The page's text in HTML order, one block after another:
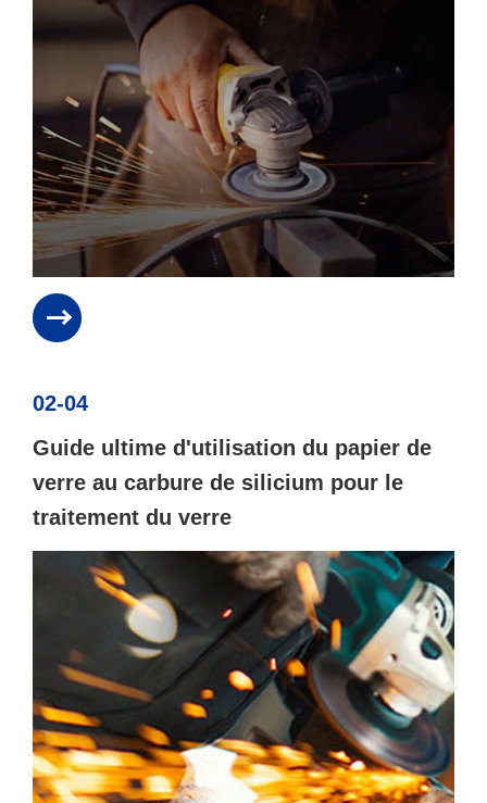
02-04
Guide ultime d'utilisation du papier de
verre au carbure de silicium pour le
traitement du verre